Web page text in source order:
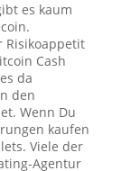
es kaum
Risikoappetit
Cash
da
den
Wenn Du
kaufen
Viele der
Agentur